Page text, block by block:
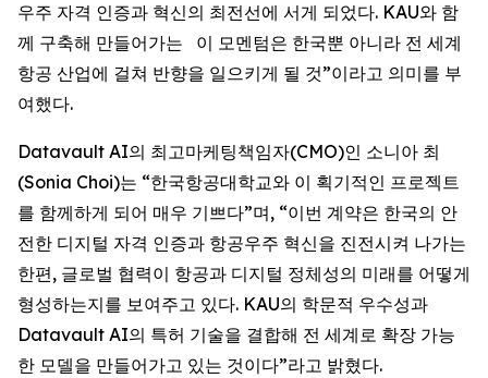
우주 자격 인증과 혁신의 최전선에 서게 되었다. KAU와 함
께 구축해 만들어가는 이 모멘텀은 한국뿐 아니라 전 세계
항공 산업에 걸쳐 반향을 일으키게 될 것”이라고 의미를 부
여했다.
Datavault AI의 최고마케팅책임자(CMO)인 소니아 최
(Sonia Choi)는 “한국항공대학교와 이 획기적인 프로젝트
를 함께하게 되어 매우 기쁘다”며, “이번 계약은 한국의 안
전한 디지털 자격 인증과 항공우주 혁신을 진전시켜 나가는
한편, 글로벌 협력이 항공과 디지털 정체성의 미래를 어떻게
형성하는지를 보여주고 있다. KAU의 학문적 우수성과
Datavault AI의 특허 기술을 결합해 전 세계로 확장 가능
한 모델을 만들어가고 있는 것이다”라고 밝혔다.